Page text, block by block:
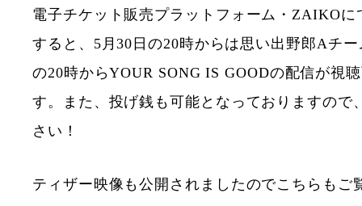
電子チケット販売プラットフォーム・ZAIKOに
すると、5月30日の20時からは思い出野郎Aチ
の20時からYOUR SONG IS GOODの配信が視
す。また、投げ銭も可能となっておりますので
さい！
ティザー映像も公開されましたのでこちらもご